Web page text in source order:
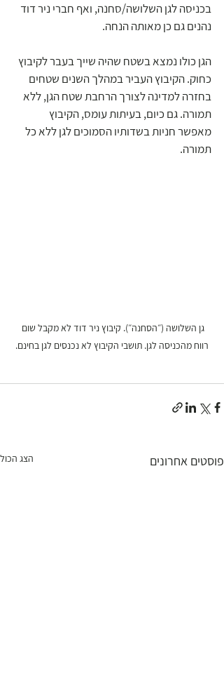
בכניסה לגן השלושה/סחנה, ואף חברי ניר דוד
נהנים גם כן מאותה הנחה.
הגן כולו נמצא בשטח שהיה שייך בעבר לקיבוץ
כחוק. הקיבוץ העביר במהלך השנים שטחים
בחזרה למדינה לצורך הרחבת שטח הגן, ללא
תמורה. גם כיום, בעיתות עומס, הקיבוץ
מאפשר חניות בשדותיו הסמוכים לגן ללא כל
תמורה.
גן השלושה (״הסחנה״). קיבוץ ניר דוד לא מקבל שום
רווח מהכניסה לגן. תושבי הקיבוץ לא נכנסים לגן בחינם.
פוסטים אחרונים הצג הכול